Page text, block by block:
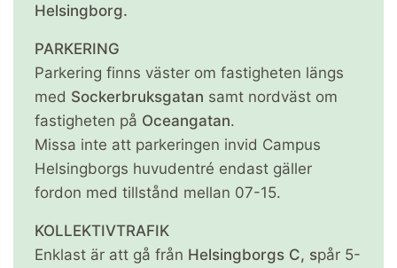
Helsingborg.
PARKERING
Parkering finns väster om fastigheten längs
med Sockerbruksgatan samt nordväst om
fastigheten på Oceangatan.
Missa inte att parkeringen invid Campus
Helsingborgs huvudentré endast gäller
fordon med tillstånd mellan 07-15.
KOLLEKTIVTRAFIK
Enklast är att gå från Helsingborgs C, spår 5-